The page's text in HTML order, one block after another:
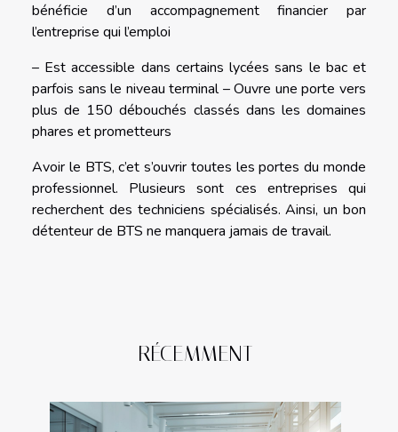
bénéficie d’un accompagnement financier par
l’entreprise qui l’emploi
– Est accessible dans certains lycées sans le bac et
parfois sans le niveau terminal – Ouvre une porte vers
plus de 150 débouchés classés dans les domaines
phares et prometteurs
Avoir le BTS, c’et s’ouvrir toutes les portes du monde
professionnel. Plusieurs sont ces entreprises qui
recherchent des techniciens spécialisés. Ainsi, un bon
détenteur de BTS ne manquera jamais de travail.
RÉCEMMENT